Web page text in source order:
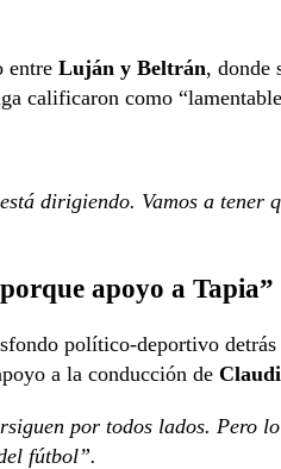
entre Luján y Beltrán, donde
calificaron como
dirigiendo. Vamos a tener
apoyo a Tapia”
político-deportivo
a la conducción de
por todos lados. Pero
fútbol”.